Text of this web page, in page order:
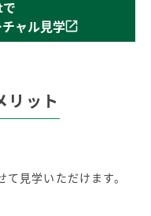
ャル見学
リット
見学いただけます。